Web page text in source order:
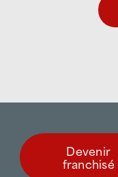
Devenir
franchisé